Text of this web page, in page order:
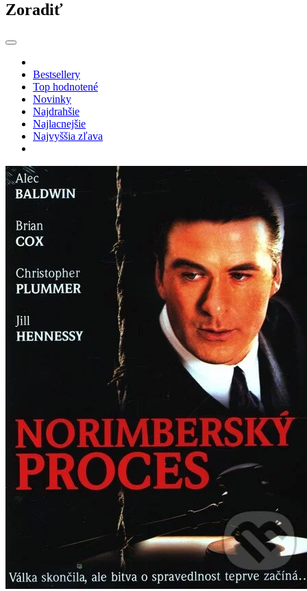
Zoradiť
Bestsellery
Top hodnotené
Novinky
Najdrahšie
Najlacnejšie
Najvyššia zľava